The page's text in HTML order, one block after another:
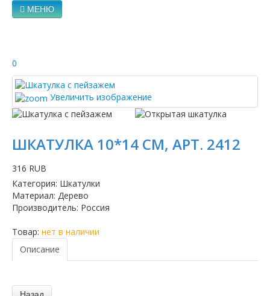
МЕНЮ
0
Увеличить изображение
ШКАТУЛКА 10*14 СМ, АРТ. 2412
316 RUB
Категория: Шкатулки
Материал: Дерево
Производитель: Россия
Товар: нет в наличии
Описание